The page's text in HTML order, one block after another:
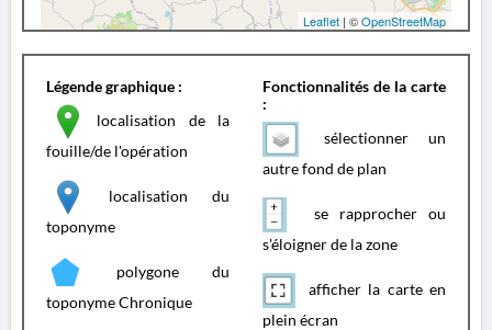
Leaflet | ©OpenStreetMap
Légende graphique :
localisation de la
fouille/de l'opération
localisation du
toponyme
polygone du
toponyme Chronique
Fonctionnalités de la carte
:
sélectionner un
autre fond de plan
se rapprocher ou
s'éloigner de la zone
afficher la carte en
plein écran